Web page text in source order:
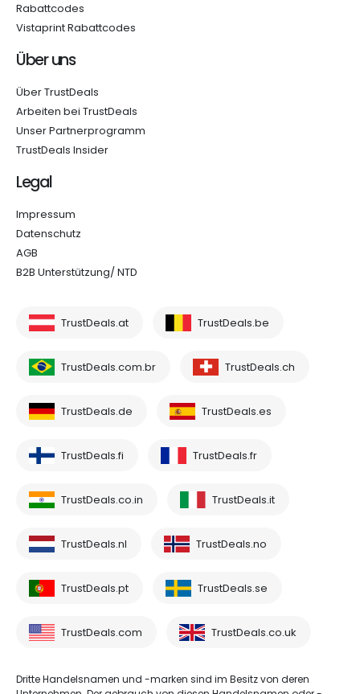
Rabattcodes
Vistaprint Rabattcodes
Über uns
Über TrustDeals
Arbeiten bei TrustDeals
Unser Partnerprogramm
TrustDeals Insider
Legal
Impressum
Datenschutz
AGB
B2B Unterstützung/ NTD
TrustDeals.at TrustDeals.be
TrustDeals.com.br TrustDeals.ch
TrustDeals.de TrustDeals.es
TrustDeals.fi TrustDeals.fr
TrustDeals.co.in TrustDeals.it
TrustDeals.nl TrustDeals.no
TrustDeals.pt TrustDeals.se
TrustDeals.com TrustDeals.co.uk
Dritte Handelsnamen und -marken sind im Besitz von deren